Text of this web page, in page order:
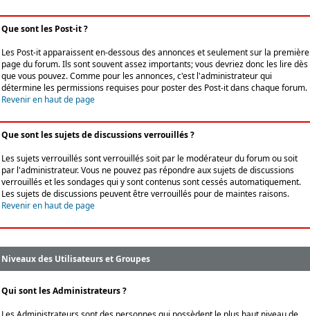
Que sont les Post-it ?
Les Post-it apparaissent en-dessous des annonces et seulement sur la première
page du forum. Ils sont souvent assez importants; vous devriez donc les lire dès
que vous pouvez. Comme pour les annonces, c'est l'administrateur qui
détermine les permissions requises pour poster des Post-it dans chaque forum.
Revenir en haut de page
Que sont les sujets de discussions verrouillés ?
Les sujets verrouillés sont verrouillés soit par le modérateur du forum ou soit
par l'administrateur. Vous ne pouvez pas répondre aux sujets de discussions
verrouillés et les sondages qui y sont contenus sont cessés automatiquement.
Les sujets de discussions peuvent être verrouillés pour de maintes raisons.
Revenir en haut de page
Niveaux des Utilisateurs et Groupes
Qui sont les Administrateurs ?